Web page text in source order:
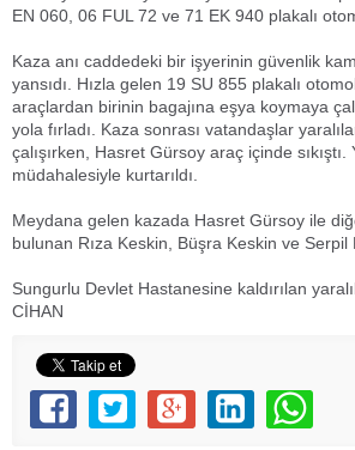
EN 060, 06 FUL 72 ve 71 EK 940 plakalı
Kaza anı caddedeki bir işyerinin güvenlik
yansıdı. Hızla gelen 19 SU 855 plakalı
araçlardan birinin bagajına eşya koymaya
yola fırladı. Kaza sonrası vatandaşlar
çalışırken, Hasret Gürsoy araç içinde
müdahalesiyle kurtarıldı.
Meydana gelen kazada Hasret Gürsoy ile
bulunan Rıza Keskin, Büşra Keskin ve Serpil
Sungurlu Devlet Hastanesine kaldırılan
CİHAN